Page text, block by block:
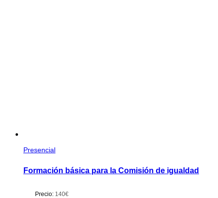
Presencial
Formación básica para la Comisión de igualdad
Precio: 140€